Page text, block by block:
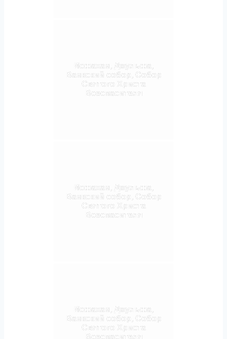
Исфахан, Джульфа,
Ванкский собор, Собор
Святого Христа
Всеспасителя
Исфахан, Джульфа,
Ванкский собор, Собор
Святого Христа
Всеспасителя
Исфахан, Джульфа,
Ванкский собор, Собор
Святого Христа
Всеспасителя